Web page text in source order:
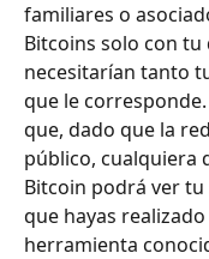
familiares o
Bitcoins solo con tu
necesitarían tanto
que le
que, dado que la
público, cualquiera
Bitcoin podrá ver
que hayas
herramienta